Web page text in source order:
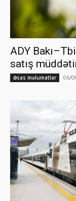
ADY
satış
Əsas məlumatlar 06/